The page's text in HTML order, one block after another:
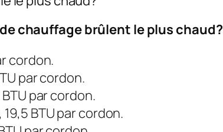
chauffage brûlent le plus chaud?
cordon.
par cordon.
par cordon.
19,5 BTU par cordon.